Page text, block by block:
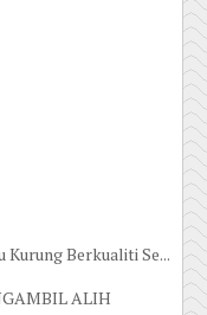
Kurung Berkualiti Se...
ALIH